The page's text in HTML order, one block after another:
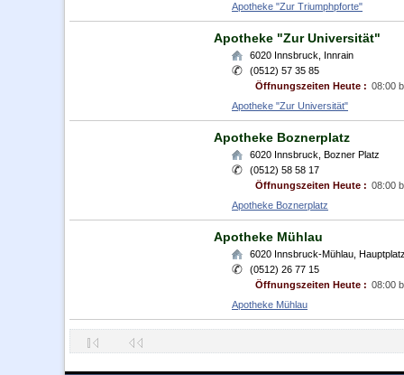
Apotheke "Zur Triumphpforte"
Apotheke "Zur Universität"
6020 Innsbruck
Innrain
(0512) 57 35 85
Öffnungszeiten Heute : 08:00
Apotheke "Zur Universität"
Apotheke Boznerplatz
6020 Innsbruck Bozner Platz
(0512) 58 58 17
Öffnungszeiten Heute : 08:00
Apotheke Boznerplatz
Apotheke Mühlau
6020 Innsbruck-Mühlau Hauptplatz
(0512) 26 77 15
Öffnungszeiten Heute : 08:00
Apotheke Mühlau